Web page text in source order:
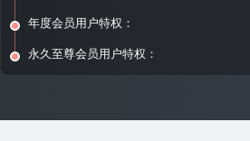
年度会员用户特权：
永久至尊会员用户特权：